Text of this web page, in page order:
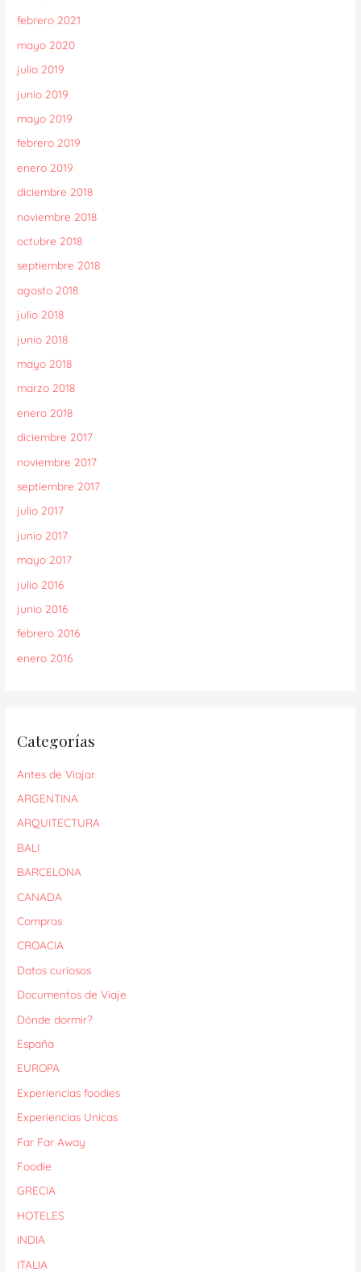
febrero 2021
mayo 2020
julio 2019
junio 2019
mayo 2019
febrero 2019
enero 2019
diciembre 2018
noviembre 2018
octubre 2018
septiembre 2018
agosto 2018
julio 2018
junio 2018
mayo 2018
marzo 2018
enero 2018
diciembre 2017
noviembre 2017
septiembre 2017
julio 2017
junio 2017
mayo 2017
julio 2016
junio 2016
febrero 2016
enero 2016
Categorías
Antes de Viajar
ARGENTINA
ARQUITECTURA
BALI
BARCELONA
CANADA
Compras
CROACIA
Datos curiosos
Documentos de Viaje
Dónde dormir?
España
EUROPA
Experiencias foodies
Experiencias Unicas
Far Far Away
Foodie
GRECIA
HOTELES
INDIA
ITALIA